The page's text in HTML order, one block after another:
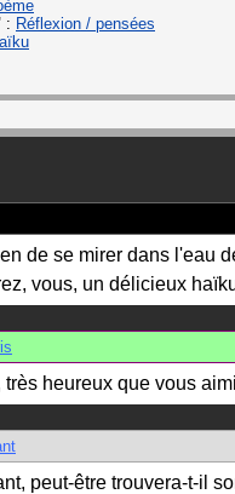
: Réflexion / pensées
de se mirer dans l'eau
vous, un délicieux
très heureux que vous
peut-être trouvera-t-il